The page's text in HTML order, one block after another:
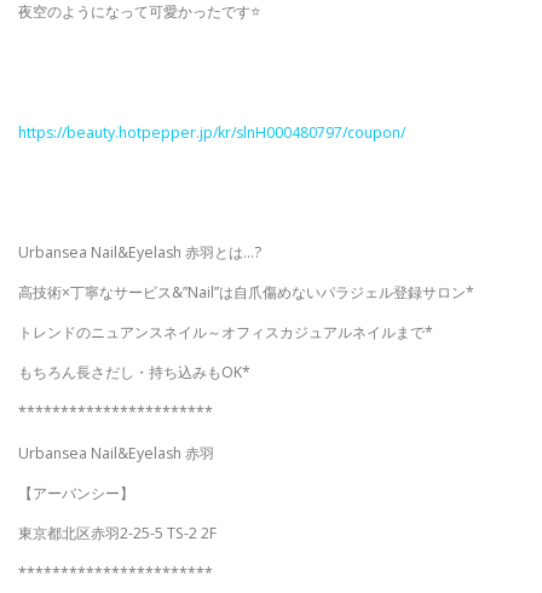
夜空のようになって可愛かったです⭐️
https://beauty.hotpepper.jp/kr/slnH000480797/coupon/
Urbansea Nail&Eyelash 赤羽とは…?
高技術×丁寧なサービス&”Nail”は自爪傷めないパラジェル登録サロン*
トレンドのニュアンスネイル～オフィスカジュアルネイルまで*
もちろん長さだし・持ち込みもOK*
***********************
Urbansea Nail&Eyelash 赤羽
【アーバンシー】
東京都北区赤羽2-25-5 TS-2 2F
***********************